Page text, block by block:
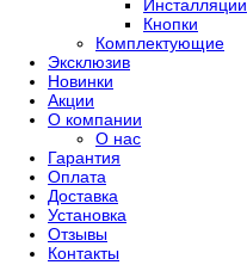
Инсталляции
Кнопки
Комплектующие
Эксклюзив
Новинки
Акции
О компании
О нас
Гарантия
Оплата
Доставка
Установка
Отзывы
Контакты